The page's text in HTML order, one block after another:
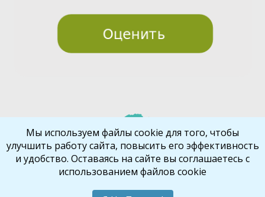
vio
t
Библиокрай© 2026
Шаблон от
WP Puzzle
Мы используем файлы cookie для того, чтобы
улучшить работу сайта, повысить его эффективность
и удобство. Оставаясь на сайте вы соглашаетесь с
использованием файлов cookie